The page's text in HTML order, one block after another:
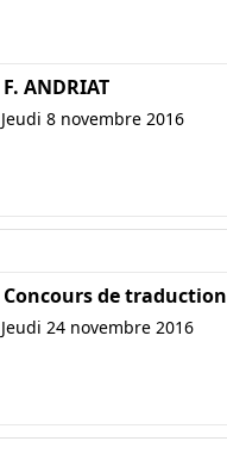
F. ANDRIAT
Jeudi 8 novembre 2016
Concours de traduction
Jeudi 24 novembre 2016